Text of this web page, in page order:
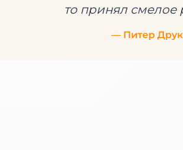
то принял смелое
— Питер